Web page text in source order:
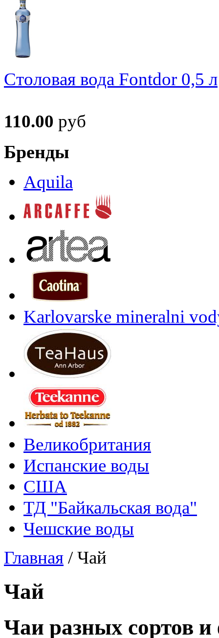
Столовая вода Fontdor 0,5 л
110.00 руб
Бренды
Aquila
Karlovarske mineralni
Великобритания
Испанские воды
США
ТД "Байкальская вода"
Чешские воды
Главная /Чай
Чай
Чаи разных сортов и